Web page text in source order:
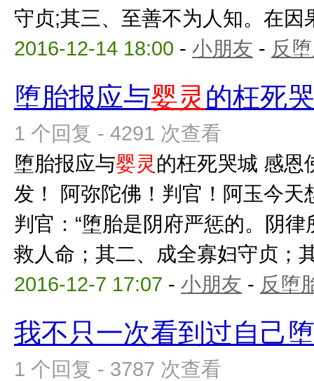
守贞;其三、至善不为人知。在因
2016-12-14 18:00 - 小朋友 - 反
堕胎报应与婴灵 的枉死
1 个回复 - 4291 次查看
堕胎报应与婴灵 的枉死哭城 感恩
发！ 阿弥陀佛！判官！阿玉今
判官：“堕胎是阴府严惩的。阴
救人命；其二、成全寡妇守贞；
2016-12-7 17:07 - 小朋友 - 反堕
我不只一次看到过自己
1 个回复 - 3787 次查看